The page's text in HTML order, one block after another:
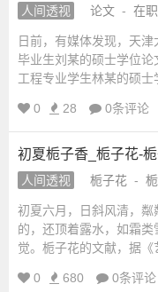
人间透视 论文 - 在
日前，有媒体发现，天
毕业生刘某的硕士学位
工程专业学生林某的硕士
0 28 0条评论
初夏栀子香_栀子花-
人间透视 栀子花 -
初夏六月，日斜风清，
的，还顶着露水，如霜
觉。栀子花的文献，据《
0 680 0条评论